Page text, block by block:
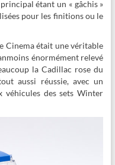
étant un « gâchis »
pour les finitions ou le
Cinema était une véritable
énormément relevé
la Cadillac rose du
aussi réussie, avec un
des sets Winter